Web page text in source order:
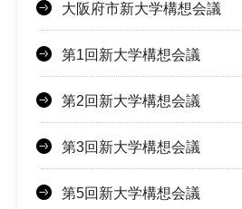
大阪府市新大学構想会議
第1回新大学構想会議
第2回新大学構想会議
第3回新大学構想会議
第5回新大学構想会議